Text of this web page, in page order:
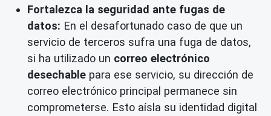
Fortalezca la seguridad ante fugas de
datos: En el desafortunado caso de que un
servicio de terceros sufra una fuga de datos,
si ha utilizado un correo electrónico
desechable para ese servicio, su dirección de
correo electrónico principal permanece sin
comprometerse. Esto aísla su identidad digital